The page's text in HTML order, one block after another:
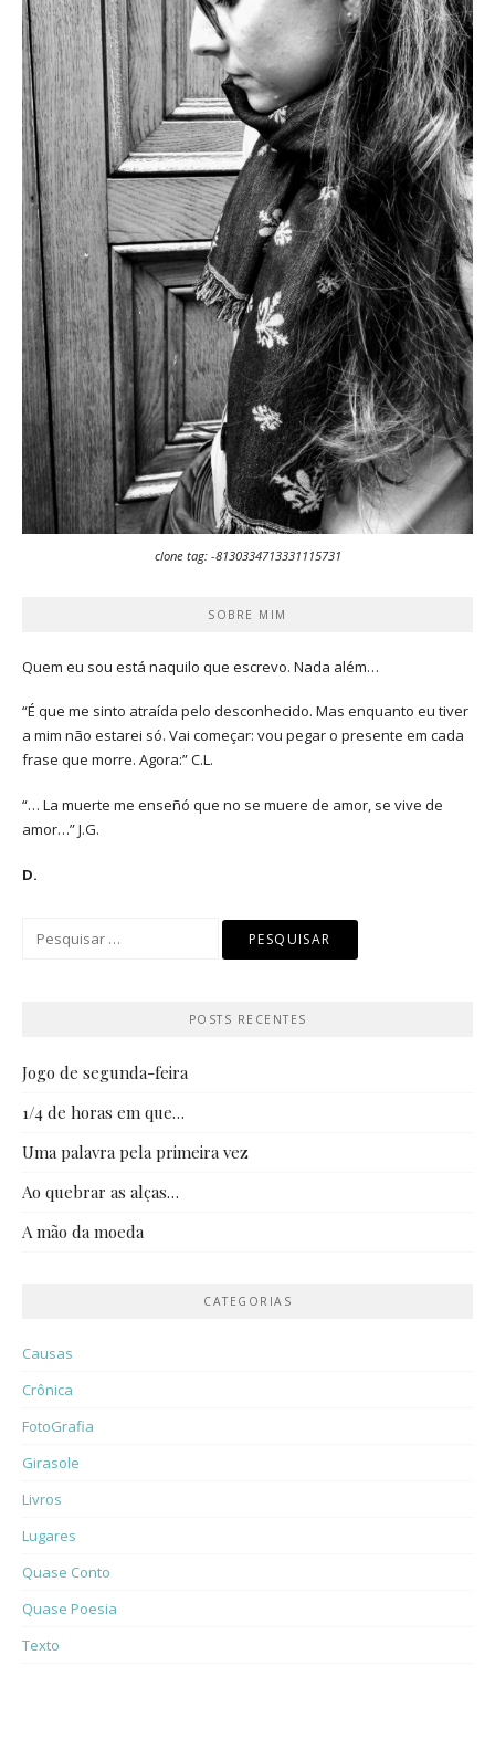
clone tag: -8130334713331115731
SOBRE MIM
Quem eu sou está naquilo que escrevo. Nada além…
“É que me sinto atraída pelo desconhecido. Mas enquanto eu tiver
a mim não estarei só. Vai começar: vou pegar o presente em cada
frase que morre. Agora:” C.L.
“… La muerte me enseñó que no se muere de amor, se vive de
amor…” J.G.
D.
Pesquisar
POSTS RECENTES
Jogo de segunda-feira
1/4 de horas em que…
Uma palavra pela primeira vez
Ao quebrar as alças…
A mão da moeda
CATEGORIAS
Causas
Crônica
FotoGrafia
Girasole
Livros
Lugares
Quase Conto
Quase Poesia
Texto